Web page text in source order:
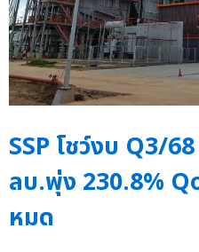
SSP โชว์งบ Q3/
ลบ.พุ่ง 230.8%
หมด